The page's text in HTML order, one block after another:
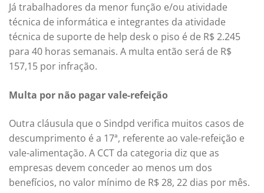
Já trabalhadores da menor função e/ou atividade
técnica de informática e integrantes da atividade
técnica de suporte de help desk o piso é de R$ 2.245
para 40 horas semanais. A multa então será de R$
157,15 por infração.
Multa por não pagar vale-refeição
Outra cláusula que o Sindpd verifica muitos casos de
descumprimento é a 17ª, referente ao vale-refeição e
vale-alimentação. A CCT da categoria diz que as
empresas devem conceder ao menos um dos
benefícios, no valor mínimo de R$ 28, 22 dias por mês.